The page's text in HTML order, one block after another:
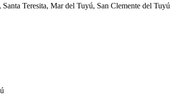
Teresita, Mar del Tuyú, San Clemente del Tuyú